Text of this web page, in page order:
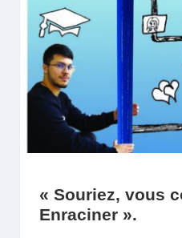
« Souriez, vous
Enraciner ».